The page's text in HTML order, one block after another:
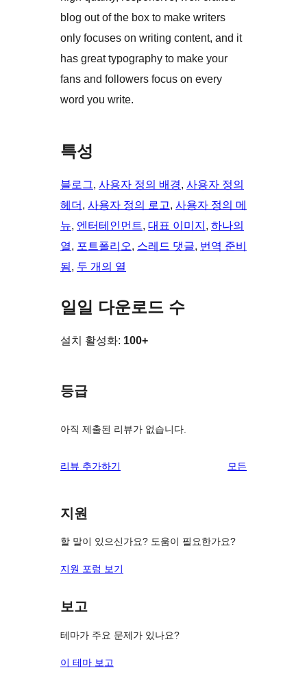
blog out of the box to make writers
only focuses on writing content, and it
has great typography to make your
fans and followers focus on every
word you write.
특성
블로그, 사용자 정의 배경, 사용자 정의
헤더 , 사용자 정의 로고, 사용자 정의 메
뉴, 엔터테인먼트, 대표 이미지 , 하나의
열, 포트폴리오, 스레드 댓글, 번역 준비
됨, 두 개의 열
일일 다운로드 수
설치 활성화: 100+
등급
아직 제출된 리뷰가 없습니다.
리뷰 추가하기 모든
지원
할 말이 있으신가요? 도움이 필요한가요?
지원 포럼 보기
보고
테마가 주요 문제가 있나요?
이 테마 보고